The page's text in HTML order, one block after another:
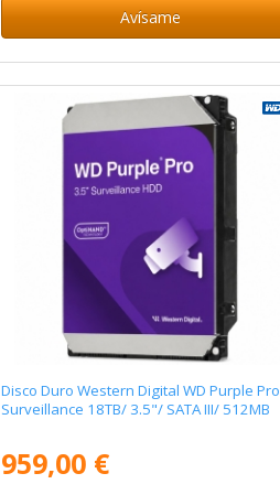
Avísame
Disco Duro Western Digital WD Purple Pro
Surveillance 18TB/ 3.5"/ SATA III/ 512MB
959,00 €